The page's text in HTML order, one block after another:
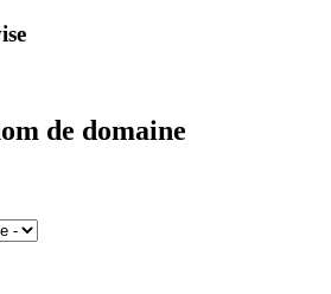
de domaine